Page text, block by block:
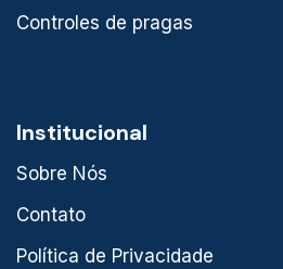
Controles de pragas
Institucional
Sobre Nós
Contato
Política de Privacidade